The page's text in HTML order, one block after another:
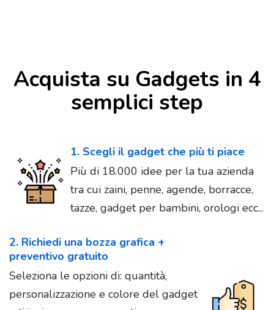
Acquista su Gadgets in 4
semplici step
1. Scegli il gadget che più ti piace
Più di 18.000 idee per la tua azienda
tra cui zaini, penne, agende, borracce,
tazze, gadget per bambini, orologi ecc...
2. Richiedi una bozza grafica +
preventivo gratuito
Seleziona le opzioni di: quantità,
personalizzazione e colore del gadget